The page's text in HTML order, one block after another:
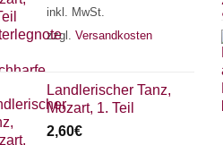
inkl. MwSt.
zzgl. Versandkosten
Landlerischer Tanz,
Mozart, 1. Teil
2,60€